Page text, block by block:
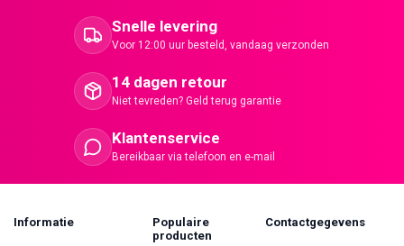
Snelle levering
Voor 12:00 uur besteld, vandaag verzonden
14 dagen retour
Niet tevreden? Geld terug garantie
Klantenservice
Bereikbaar via telefoon en e-mail
Informatie
Populaire
producten
Contactgegevens